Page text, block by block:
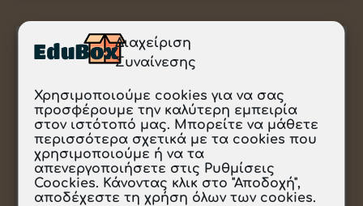
Διαχείριση
Συναίνεσης
Χρησιμοποιούμε cookies για να σας
προσφέρουμε την καλύτερη εμπειρία
στον ιστότοπό μας. Μπορείτε να μάθετε
περισσότερα σχετικά με τα cookies που
χρησιμοποιούμε ή να τα
απενεργοποιήσετε στις Ρυθμίσεις
Coockies. Κάνοντας κλικ στο "Αποδοχή",
αποδέχεστε τη χρήση όλων των cookies.
6. ΜΕΛΕΤΑΜΕ ΤΟΝ ΦΥΣΙΚΟ
1. ΑΝΑΜΕΙΓΝΥΟΥΜΕ ΥΛΙΚΑ
3. ΠΩΣ ΜΕΛΕΤΑΜΕ ΤΗ ΘΕΡΜΟΚΡΑΣΙΑ ΤΩΝ
ΣΩΜΑΤΩΝ;
5. ΠΑΓΟΣ, ΝΕΡΟ, ΥΔΡΑΤΜΟΙ. ΤΙ ΜΕΝΕΙ ΙΔΙΟ, ΤΙ
ΑΛΛΑΖΕΙ
6. ΤΟ ΦΩΣ ΤΑΞΙΔΕΥΕΙ ΚΑΙ…ΣΥΝΑΝΤΑ ΣΩΜΑΤΑ…